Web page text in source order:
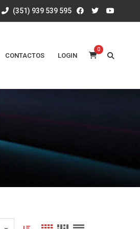
(351) 939 539 595
CONTACTOS LOGIN
0